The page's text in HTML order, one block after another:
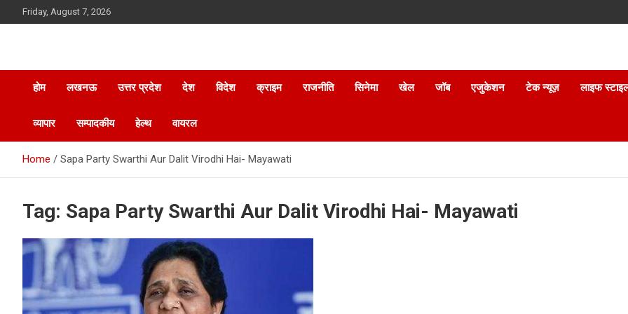
to
Friday, August 7, 2026
होम लखनऊ उत्तर प्रदेश देश विदेश क्राइम राजनीति सिनेमा खेल जॉब एजुकेशन टेक न्यूज़ लाइफ
व्यापार सम्पादकीय हेल्थ वायरल
Home Sapa Party Swarthi Aur Dalit Virodhi Hai- Mayawati
Tag: Sapa Party Swarthi Aur Dalit Virodhi Hai- Mayawati